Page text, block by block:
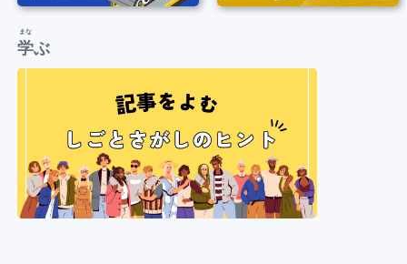
学
まな
ぶ